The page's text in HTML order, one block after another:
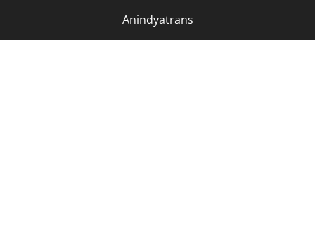
Anindyatrans